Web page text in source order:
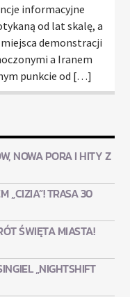
informacyjne
od lat skalę, a
demonstracji
a Iranem
punkcie od […]
NOWA PORA I HITY Z
„CIZIA”! TRASA 30
ŚWIĘTA MIASTA!
„NIGHTSHIFT